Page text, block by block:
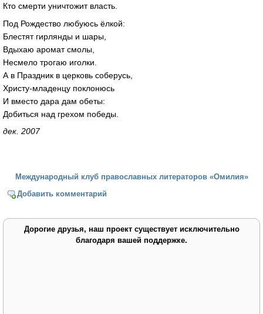
Кто смерти уничтожит власть.
Под Рождество любуюсь ёлкой:
Блестят гирлянды и шары,
Вдыхаю аромат смолы,
Несмело трогаю иголки.
А в Праздник в церковь соберусь,
Христу-младенцу поклонюсь
И вместо дара дам обеты:
Добиться над грехом победы.
дек. 2007
Международный клуб православных литераторов «Омилия»
Добавить комментарий
Дорогие друзья, наш проект существует исключительно
благодаря вашей поддержке.